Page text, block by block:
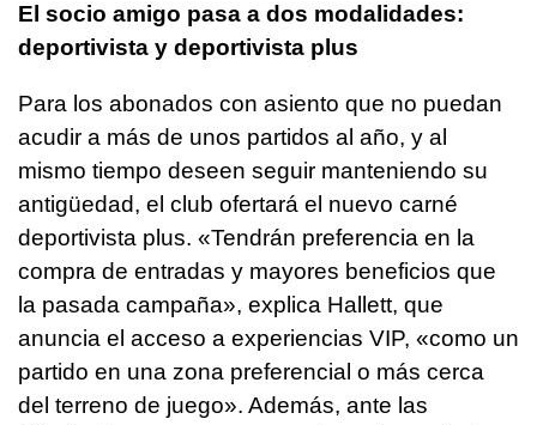
El socio amigo pasa a dos modalidades:
deportivista y deportivista plus
Para los abonados con asiento que no puedan
acudir a más de unos partidos al año, y al
mismo tiempo deseen seguir manteniendo su
antigüedad, el club ofertará el nuevo carné
deportivista plus. «Tendrán preferencia en la
compra de entradas y mayores beneficios que
la pasada campaña», explica Hallett, que
anuncia el acceso a experiencias VIP, «como un
partido en una zona preferencial o más cerca
del terreno de juego». Además, ante las